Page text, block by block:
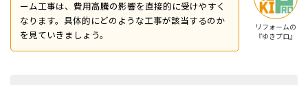
リフォームの
『ゆきプロ』
ーム工事は、費用高騰の影響を直接的に受けやすく
なります。具体的にどのような工事が該当するのか
を見ていきましょう。